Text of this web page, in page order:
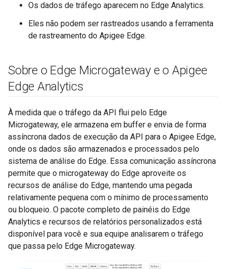
Os dados de tráfego aparecem no Edge Analytics.
Eles não podem ser rastreados usando a ferramenta
de rastreamento do Apigee Edge.
Sobre o Edge Microgateway e o Apigee
Edge Analytics
À medida que o tráfego da API flui pelo Edge
Microgateway, ele armazena em buffer e envia de forma
assíncrona dados de execução da API para o Apigee Edge,
onde os dados são armazenados e processados pelo
sistema de análise do Edge. Essa comunicação assíncrona
permite que o microgateway do Edge aproveite os
recursos de análise do Edge, mantendo uma pegada
relativamente pequena com o mínimo de processamento
ou bloqueio. O pacote completo de painéis do Edge
Analytics e recursos de relatórios personalizados está
disponível para você e sua equipe analisarem o tráfego
que passa pelo Edge Microgateway.